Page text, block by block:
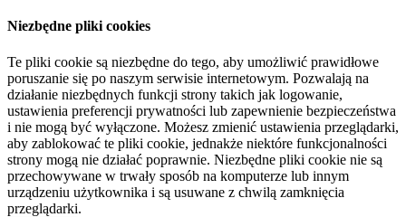
Niezbędne pliki cookies
Te pliki cookie są niezbędne do tego, aby umożliwić prawidłowe
poruszanie się po naszym serwisie internetowym. Pozwalają na
działanie niezbędnych funkcji strony takich jak logowanie,
ustawienia preferencji prywatności lub zapewnienie bezpieczeństwa
i nie mogą być wyłączone. Możesz zmienić ustawienia przeglądarki,
aby zablokować te pliki cookie, jednakże niektóre funkcjonalności
strony mogą nie działać poprawnie. Niezbędne pliki cookie nie są
przechowywane w trwały sposób na komputerze lub innym
urządzeniu użytkownika i są usuwane z chwilą zamknięcia
przeglądarki.